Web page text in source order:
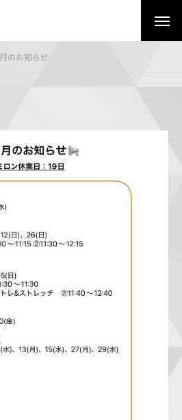
のお知らせ